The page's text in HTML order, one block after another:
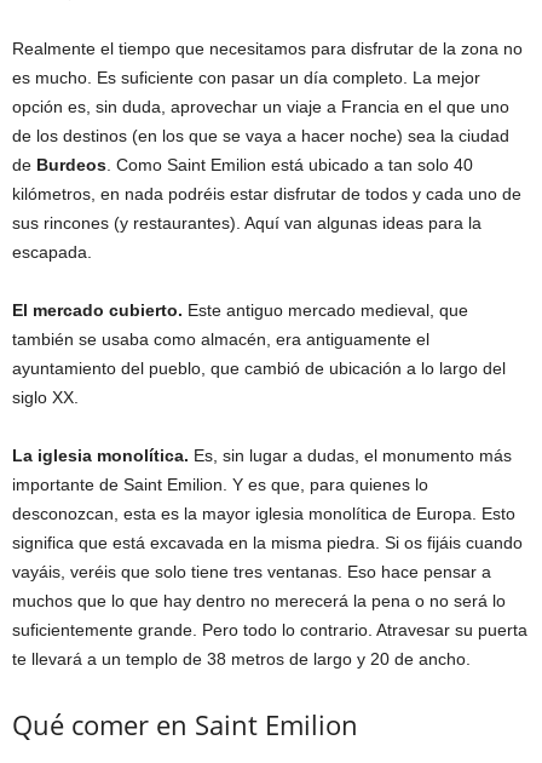
Realmente el tiempo que necesitamos para disfrutar de la zona no
es mucho. Es suficiente con pasar un día completo. La mejor
opción es, sin duda, aprovechar un viaje a Francia en el que uno
de los destinos (en los que se vaya a hacer noche) sea la ciudad
de Burdeos. Como Saint Emilion está ubicado a tan solo 40
kilómetros, en nada podréis estar disfrutar de todos y cada uno de
sus rincones (y restaurantes). Aquí van algunas ideas para la
escapada.
El mercado cubierto. Este antiguo mercado medieval, que
también se usaba como almacén, era antiguamente el
ayuntamiento del pueblo, que cambió de ubicación a lo largo del
siglo XX.
La iglesia monolítica. Es, sin lugar a dudas, el monumento más
importante de Saint Emilion. Y es que, para quienes lo
desconozcan, esta es la mayor iglesia monolítica de Europa. Esto
significa que está excavada en la misma piedra. Si os fijáis cuando
vayáis, veréis que solo tiene tres ventanas. Eso hace pensar a
muchos que lo que hay dentro no merecerá la pena o no será lo
suficientemente grande. Pero todo lo contrario. Atravesar su puerta
te llevará a un templo de 38 metros de largo y 20 de ancho.
Qué comer en Saint Emilion